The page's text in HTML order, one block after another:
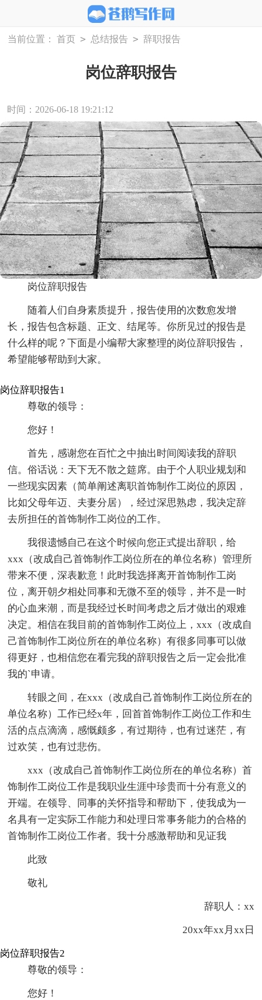
当前位置： 首页 > 总结报告 > 辞职报告
岗位辞职报告
时间：2026-06-18 19:21:12
岗位辞职报告
随着人们自身素质提升，报告使用的次数愈发增
长，报告包含标题、正文、结尾等。你所见过的报告是
什么样的呢？下面是小编帮大家整理的岗位辞职报告，
希望能够帮助到大家。
岗位辞职报告1
尊敬的领导：
您好！
首先，感谢您在百忙之中抽出时间阅读我的辞职
信。俗话说：天下无不散之筵席。由于个人职业规划和
一些现实因素（简单阐述离职首饰制作工岗位的原因，
比如父母年迈、夫妻分居），经过深思熟虑，我决定辞
去所担任的首饰制作工岗位的工作。
我很遗憾自己在这个时候向您正式提出辞职，给
xxx（改成自己首饰制作工岗位所在的单位名称）管理所
带来不便，深表歉意！此时我选择离开首饰制作工岗
位，离开朝夕相处同事和无微不至的领导，并不是一时
的心血来潮，而是我经过长时间考虑之后才做出的艰难
决定。相信在我目前的首饰制作工岗位上，xxx（改成自
己首饰制作工岗位所在的单位名称）有很多同事可以做
得更好，也相信您在看完我的辞职报告之后一定会批准
我的`申请。
转眼之间，在xxx（改成自己首饰制作工岗位所在的
单位名称）工作已经x年，回首首饰制作工岗位工作和生
活的点点滴滴，感慨颇多，有过期待，也有过迷茫，有
过欢笑，也有过悲伤。
xxx（改成自己首饰制作工岗位所在的单位名称）首
饰制作工岗位工作是我职业生涯中珍贵而十分有意义的
开端。在领导、同事的关怀指导和帮助下，使我成为一
名具有一定实际工作能力和处理日常事务能力的合格的
首饰制作工岗位工作者。我十分感激帮助和见证我
此致
敬礼
辞职人：xx
20xx年xx月xx日
岗位辞职报告2
尊敬的领导：
您好！